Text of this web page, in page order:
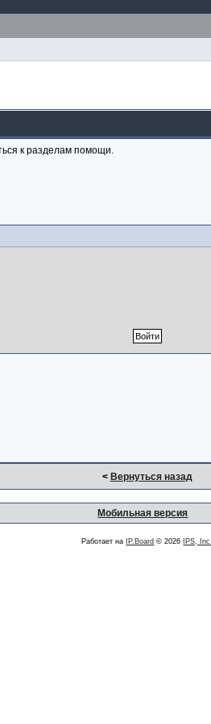
к разделам помощи.
< Вернуться назад
Мобильная версия
Работает на IP.Board © 2026 IPS, Inc.